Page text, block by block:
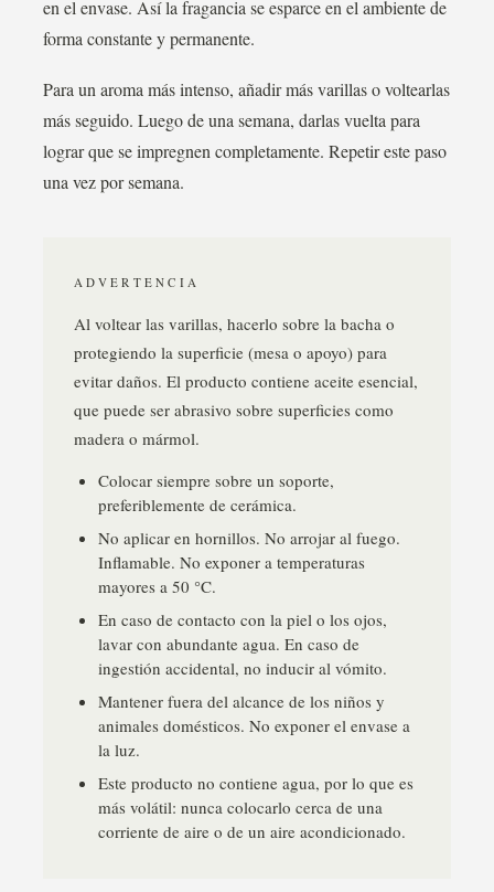
en el envase. Así la fragancia se esparce en el ambiente de
forma constante y permanente.
Para un aroma más intenso, añadir más varillas o voltearlas
más seguido. Luego de una semana, darlas vuelta para
lograr que se impregnen completamente. Repetir este paso
una vez por semana.
ADVERTENCIA
Al voltear las varillas, hacerlo sobre la bacha o
protegiendo la superficie (mesa o apoyo) para
evitar daños. El producto contiene aceite esencial,
que puede ser abrasivo sobre superficies como
madera o mármol.
Colocar siempre sobre un soporte,
preferiblemente de cerámica.
No aplicar en hornillos. No arrojar al fuego.
Inflamable. No exponer a temperaturas
mayores a 50 °C.
En caso de contacto con la piel o los ojos,
lavar con abundante agua. En caso de
ingestión accidental, no inducir al vómito.
Mantener fuera del alcance de los niños y
animales domésticos. No exponer el envase a
la luz.
Este producto no contiene agua, por lo que es
más volátil: nunca colocarlo cerca de una
corriente de aire o de un aire acondicionado.